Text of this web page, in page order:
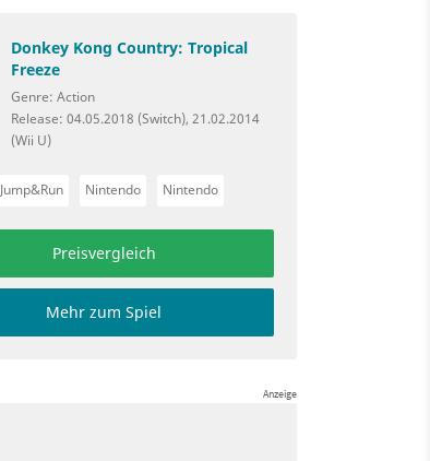
Donkey Kong Country: Tropical
Freeze
Genre: Action
Release: 04.05.2018 (Switch), 21.02.2014
(Wii U)
Jump&Run Nintendo Nintendo
Preisvergleich
Mehr zum Spiel